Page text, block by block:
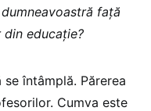
față
educație?
întâmplă. Părerea
Cumva este